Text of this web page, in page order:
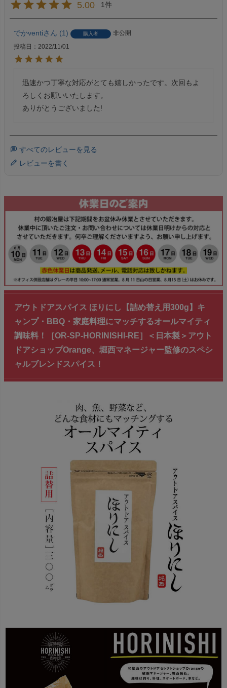
5.00 1
でかventi 1 購入者
非公開
投稿日
2022/11/01
迅速かつ丁寧な対応がとても嬉しかったです。次回もよ
ろしくお願いいたします。
ありがとうございました!
すべてのレビューを見る
レビューを書く
アウトドアスパイス ほりにし【詰め替え用300g】キ
ャンプ・BBQ・家庭料理にマッチするオールマイティ
調味料！［OR-SP-HORINISHI-RE］＜日本製＞アウト
ドアショップOrange、堀西マネージャー監修のスペシ
ャルブレンドスパイス！